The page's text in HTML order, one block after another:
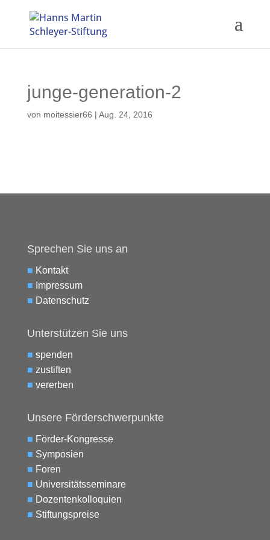
junge-generation-2
von moitessier66 | Aug. 24, 2016
Sprechen Sie uns an
■ Kontakt
■ Impressum
■ Datenschutz
Unterstützen Sie uns
■ spenden
■ zustiften
■ vererben
Unsere Förderschwerpunkte
■ Förder-Kongresse
■ Symposien
■ Foren
■ Universitätsseminare
■ Dozentenkolloquien
■ Stiftungspreise